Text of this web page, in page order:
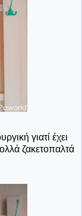
γιατί έχει
ζακετοπαλτά